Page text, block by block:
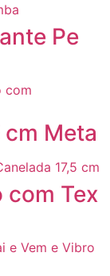
Pe
Meta
com Tex